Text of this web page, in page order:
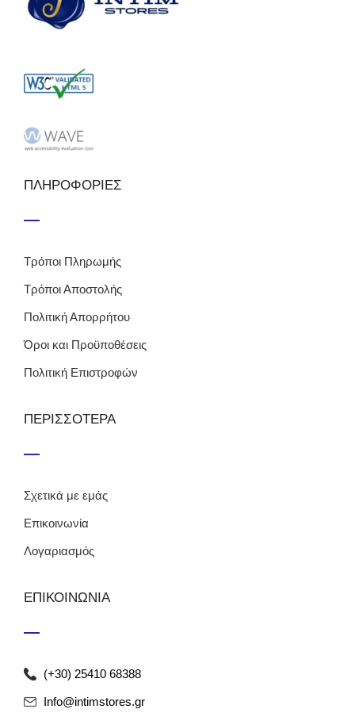
ΠΛΗΡΟΦΟΡΙΕΣ
Τρόποι Πληρωμής
Τρόποι Αποστολής
Πολιτική Απορρήτου
Όροι και Προϋποθέσεις
Πολιτική Επιστροφών
ΠΕΡΙΣΣΟΤΕΡΑ
Σχετικά με εμάς
Επικοινωνία
Λογαριασμός
ΕΠΙΚΟΙΝΩΝΙΑ
(+30) 25410 68388
Info@intimstores.gr